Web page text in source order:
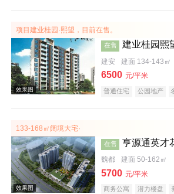
效果图
效果图
项目建业桂园·熙望，目前在售。
在售 建业桂园熙
建安 建面 134-143㎡
6500 元/平米
普通住宅 公园地产
133-168㎡阔境大宅·
在售 亨源通英才
魏都 建面 50-162㎡
5700 元/平米
商务公寓 潜力楼盘